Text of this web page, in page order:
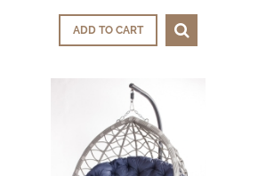
ADD TO CART